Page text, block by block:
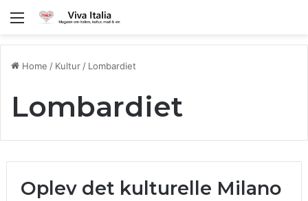
Menu
Home / Kultur/ Lombardiet
Lombardiet
Oplev det kulturelle Milano